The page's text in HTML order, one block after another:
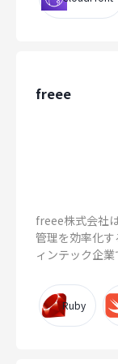
freee
freee株式会社
管理を効率化
ィンテック企業
Ruby